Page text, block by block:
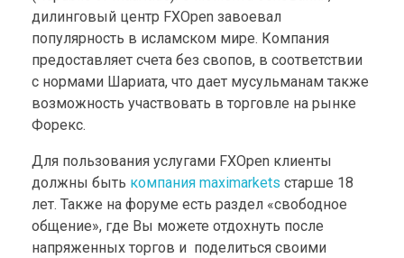
дилинговый центр FXOpen завоевал
популярность в исламском мире. Компания
предоставляет счета без свопов, в соответствии
с нормами Шариата, что дает мусульманам также
возможность участвовать в торговле на рынке
Форекс.
Для пользования услугами FXOpen клиенты
должны быть компания maximarkets старше 18
лет. Также на форуме есть раздел «свободное
общение», где Вы можете отдохнуть после
напряженных торгов и поделиться своими